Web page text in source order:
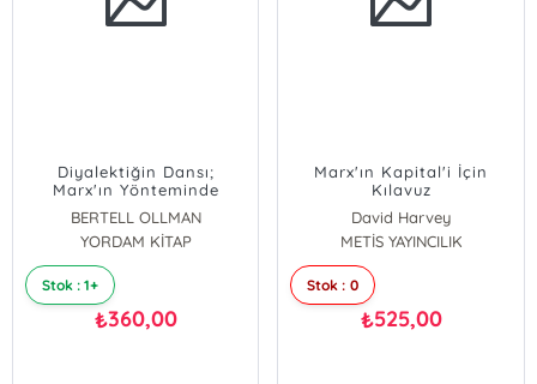
Diyalektiğin Dansı;
Marx'ın Yönteminde
Adımlar
BERTELL OLLMAN
YORDAM KİTAP
Stok : 1+
₺360,00
Marx'ın Kapital'i İçin
Kılavuz
David Harvey
METİS YAYINCILIK
Stok : 0
₺525,00